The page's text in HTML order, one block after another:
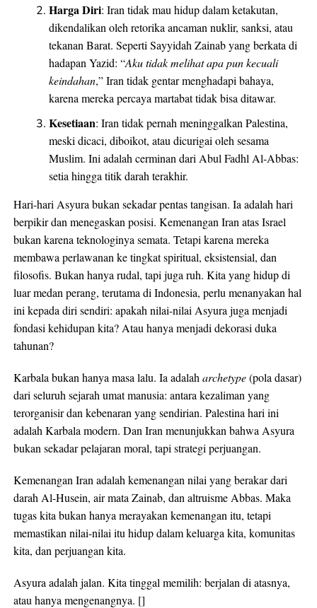
Harga Diri: Iran tidak mau hidup dalam ketakutan,
dikendalikan oleh retorika ancaman nuklir, sanksi, atau
tekanan Barat. Seperti Sayyidah Zainab yang berkata di
hadapan Yazid: “Aku tidak melihat apa pun kecuali
keindahan,” Iran tidak gentar menghadapi bahaya,
karena mereka percaya martabat tidak bisa ditawar.
Kesetiaan: Iran tidak pernah meninggalkan Palestina,
meski dicaci, diboikot, atau dicurigai oleh sesama
Muslim. Ini adalah cerminan dari Abul Fadhl Al-Abbas:
setia hingga titik darah terakhir.
Hari-hari Asyura bukan sekadar pentas tangisan. Ia adalah hari
berpikir dan menegaskan posisi. Kemenangan Iran atas Israel
bukan karena teknologinya semata. Tetapi karena mereka
membawa perlawanan ke tingkat spiritual, eksistensial, dan
filosofis. Bukan hanya rudal, tapi juga ruh. Kita yang hidup di
luar medan perang, terutama di Indonesia, perlu menanyakan hal
ini kepada diri sendiri: apakah nilai-nilai Asyura juga menjadi
fondasi kehidupan kita? Atau hanya menjadi dekorasi duka
tahunan?
Karbala bukan hanya masa lalu. Ia adalah archetype(pola dasar)
dari seluruh sejarah umat manusia: antara kezaliman yang
terorganisir dan kebenaran yang sendirian. Palestina hari ini
adalah Karbala modern. Dan Iran menunjukkan bahwa Asyura
bukan sekadar pelajaran moral, tapi strategi perjuangan.
Kemenangan Iran adalah kemenangan nilai yang berakar dari
darah Al-Husein, air mata Zainab, dan altruisme Abbas. Maka
tugas kita bukan hanya merayakan kemenangan itu, tetapi
memastikan nilai-nilai itu hidup dalam keluarga kita, komunitas
kita, dan perjuangan kita.
Asyura adalah jalan. Kita tinggal memilih: berjalan di atasnya,
atau hanya mengenangnya. []